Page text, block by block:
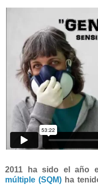
2011 ha sido el año
múltiple (SQM)ha